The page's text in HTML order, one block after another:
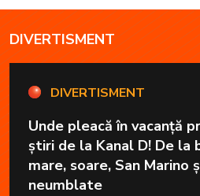
DIVERTISMENT
DIVERTISMENT
Unde pleacă în vacanță
știri de la Kanal D! De la
mare, soare, San Marino
neumblate